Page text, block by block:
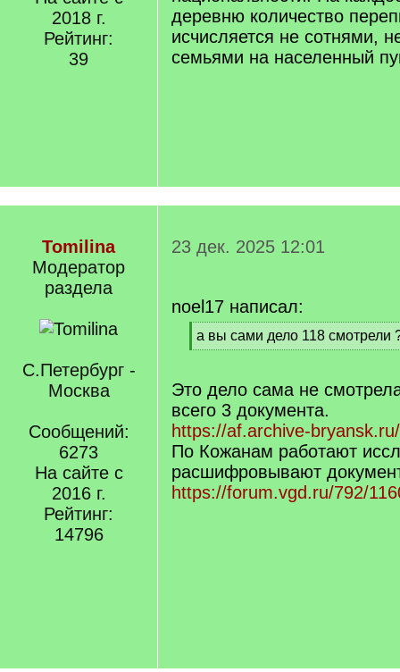
2018 г.
Рейтинг:
39
деревню количество
исчисляется не сотнями,
семьями на населенный
Tomilina
Модератор
раздела
С.Петербург -
Москва
Сообщений:
6273
На сайте с
2016 г.
Рейтинг:
14796
23 дек. 2025 12:01
noel17 написал:
[
q
а вы сами дело 118 смотрели
[
q
]
Это дело сама не
всего 3 документа.
https://af.archive-
По Кожанам работают
расшифровывают
https://forum.vgd.ru/792/